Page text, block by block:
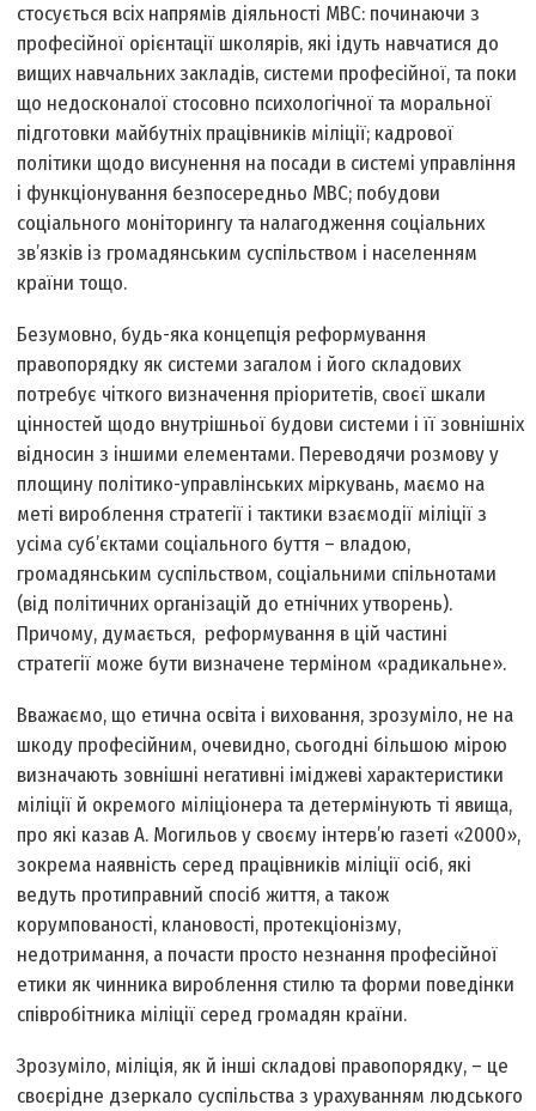
стосується всіх напрямів діяльності МВС: починаючи з
професійної орієнтації школярів, які ідуть навчатися до
вищих навчальних закладів, системи професійної, та поки
що недосконалої стосовно психологічної та моральної
підготовки майбутніх працівників міліції; кадрової
політики щодо висунення на посади в системі управління
і функціонування безпосередньо МВС; побудови
соціального моніторингу та налагодження соціальних
зв’язків із громадянським суспільством і населенням
країни тощо.
Безумовно, будь-яка концепція реформування
правопорядку як системи загалом і його складових
потребує чіткого визначення пріоритетів, своєї шкали
цінностей щодо внутрішньої будови системи і її зовнішніх
відносин з іншими елементами. Переводячи розмову у
площину політико-управлінських міркувань, маємо на
меті вироблення стратегії і тактики взаємодії міліції з
усіма суб’єктами соціального буття – владою,
громадянським суспільством, соціальними спільнотами
(від політичних організацій до етнічних утворень).
Причому, думається, реформування в цій частині
стратегії може бути визначене терміном «радикальне».
Вважаємо, що етична освіта і виховання, зрозуміло, не на
шкоду професійним, очевидно, сьогодні більшою мірою
визначають зовнішні негативні іміджеві характеристики
міліції й окремого міліціонера та детермінують ті явища,
про які казав А. Могильов у своєму інтерв’ю газеті «2000»,
зокрема наявність серед працівників міліції осіб, які
ведуть протиправний спосіб життя, а також
корумпованості, клановості, протекціонізму,
недотримання, а почасти просто незнання професійної
етики як чинника вироблення стилю та форми поведінки
співробітника міліції серед громадян країни.
Зрозуміло, міліція, як й інші складові правопорядку, – це
своєрідне дзеркало суспільства з урахуванням людського